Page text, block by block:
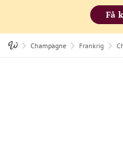
Få
Champagne Frankrig